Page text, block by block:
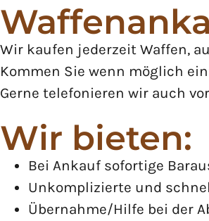
Wir kaufen jederzeit Waffen,
Kommen Sie wenn möglich
Gerne telefonieren wir auch
Wir bieten:
Bei Ankauf sofortige
Unkomplizierte und
Übernahme/Hilfe bei der